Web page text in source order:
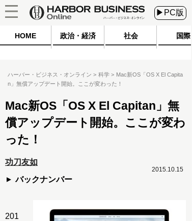
▶PC版
HOME 政治・経済 社会 国際
ハーバー・ビジネス・オンライン 科学
Mac新OS「OS X El Capita
n」無償アップデート開始。ここが変わった！
Mac新OS「OS X El Capitan」無
償アップデート開始。ここが変わ
った！
功刀友如
バックナンバー
2015.10.15
201